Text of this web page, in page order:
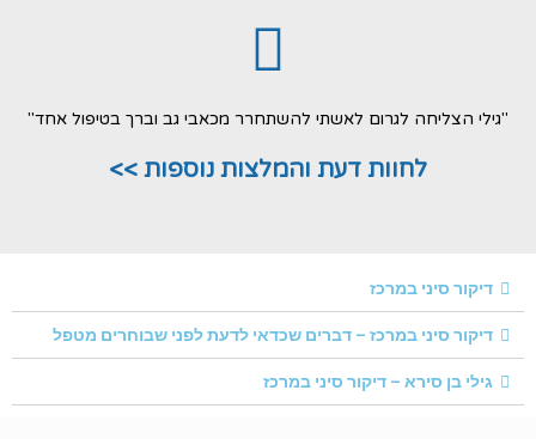
"גילי הצליחה לגרום לאשתי להשתחרר מכאבי גב וברך בטיפול אחד"
לחוות דעת והמלצות נוספות >>
דיקור סיני במרכז
דיקור סיני במרכז – דברים שכדאי לדעת לפני שבוחרים מטפל
גילי בן סירא – דיקור סיני במרכז